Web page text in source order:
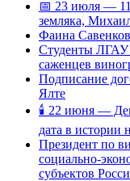
📅 23 июля —
земляка,
Фаина
Студенты ЛГАУ
саженцев
Подписание
Ялте
🕯 22 июня —
дата в истории
Президент по
социально-
субъектов